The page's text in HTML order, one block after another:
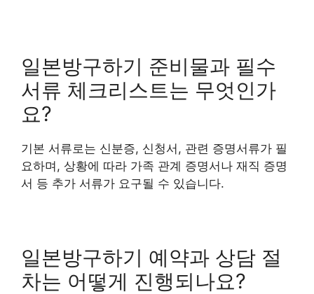
일본방구하기 준비물과 필수
서류 체크리스트는 무엇인가
요?
기본 서류로는 신분증, 신청서, 관련 증명서류가 필
요하며, 상황에 따라 가족 관계 증명서나 재직 증명
서 등 추가 서류가 요구될 수 있습니다.
일본방구하기 예약과 상담 절
차는 어떻게 진행되나요?